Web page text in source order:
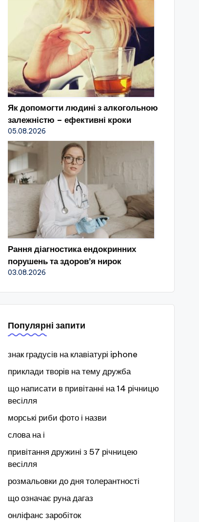
Як допомогти людині з алкогольною
залежністю – ефективні кроки
05.08.2026
Рання діагностика ендокринних
порушень та здоров’я нирок
03.08.2026
Популярні запити
знак градусів на клавіатурі iphone
приклади творів на тему дружба
що написати в привітанні на 14 річницю
весілля
морські риби фото і назви
слова на і
привітання дружині з 57 річницею
весілля
розмальовки до дня толерантності
що означає руна дагаз
онліфанс заробіток